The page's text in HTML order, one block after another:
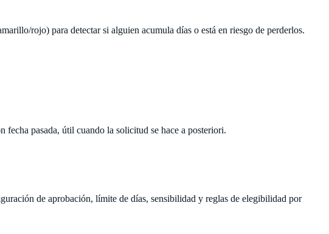
rojo) para detectar si alguien acumula días o está en riesgo de perderlos.
fecha pasada, útil cuando la solicitud se hace a posteriori.
de aprobación, límite de días, sensibilidad y reglas de elegibilidad por